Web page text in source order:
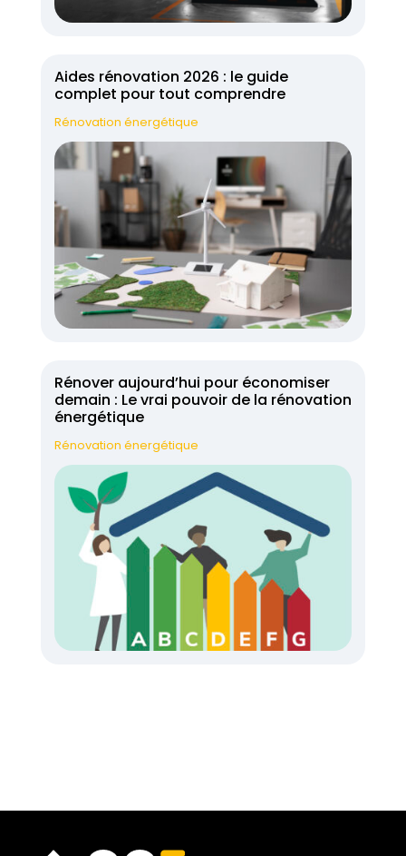
Aides rénovation 2026 : le guide
complet pour tout comprendre
Rénovation énergétique
Rénover aujourd’hui pour économiser
demain : Le vrai pouvoir de la rénovation
énergétique
Rénovation énergétique